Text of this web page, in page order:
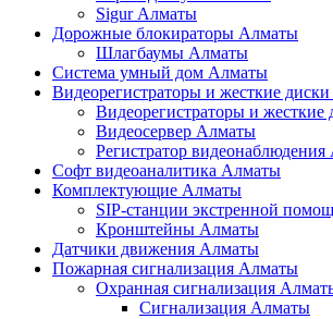
Sigur Алматы
Дорожные блокираторы Алматы
Шлагбаумы Алматы
Система умный дом Алматы
Видеорегистраторы и жесткие
Видеорегистраторы и
Видеосервер Алматы
Регистратор
Софт видеоаналитика Алматы
Комплектующие Алматы
SIP-станции экстренной
Кронштейны Алматы
Датчики движения Алматы
Пожарная сигнализация Алматы
Охранная сигнализация
Сигнализация Алматы